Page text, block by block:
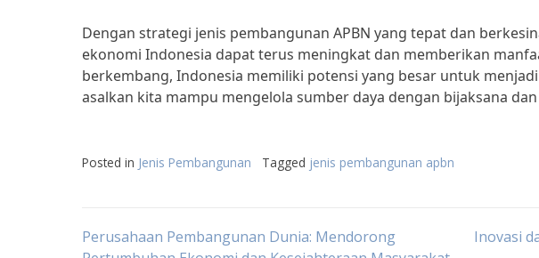
Dengan strategi jenis pembangunan APBN yang tepat dan
ekonomi Indonesia dapat terus meningkat dan memberikan
berkembang, Indonesia memiliki potensi yang besar untuk
asalkan kita mampu mengelola sumber daya dengan bijaksana
Posted in Jenis Pembangunan Tagged jenis pembangunan apbn
Post
Perusahaan Pembangunan Dunia: Mendorong
Inovasi